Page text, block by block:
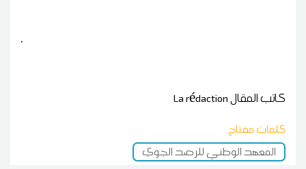
.
كاتب المقالLa rédaction
كلمات مفتاح
المعهد الوطني للرصد الجوي